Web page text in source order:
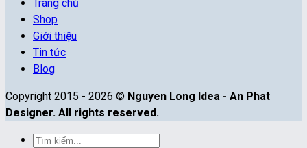
Trang chủ
Shop
Giới thiệu
Tin tức
Blog
Copyright 2015 - 2026 © Nguyen Long Idea - An Phat
Designer. All rights reserved.
Tìm